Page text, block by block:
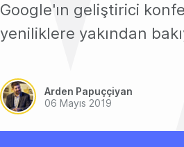
Google'ın geliştirici
yeniliklere yakından
Arden Papuççiyan
06 Mayıs 2019